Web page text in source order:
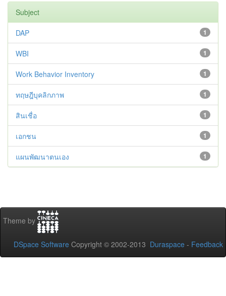
Subject
1
DAP
1
WBI
1
Work Behavior Inventory
1
ทฤษฎีบุคลิกภาพ
1
สินเชื่อ
1
เอกชน
1
แผนพัฒนาตนเอง
Theme by
DSpace Software Copyright © 2002-2013 Duraspace - Feedback